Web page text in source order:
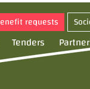
requests
Tenders